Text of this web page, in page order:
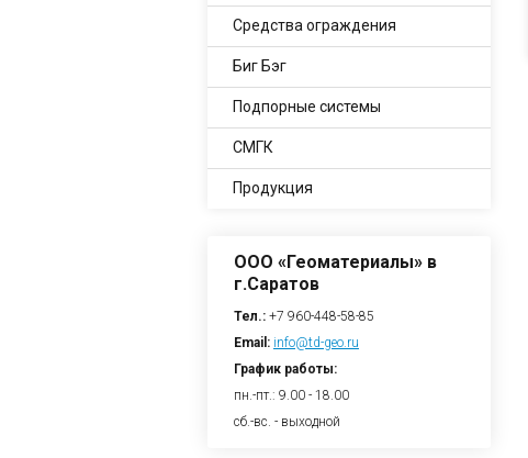
Средства ограждения
Биг Бэг
Подпорные системы
СМГК
Продукция
ООО «Геоматериалы» в
г.Саратов
Тел.: +7 960-448-58-85
Email: info@td-geo.ru
График работы:
пн.-пт.: 9.00 - 18.00
сб.-вс. - выходной